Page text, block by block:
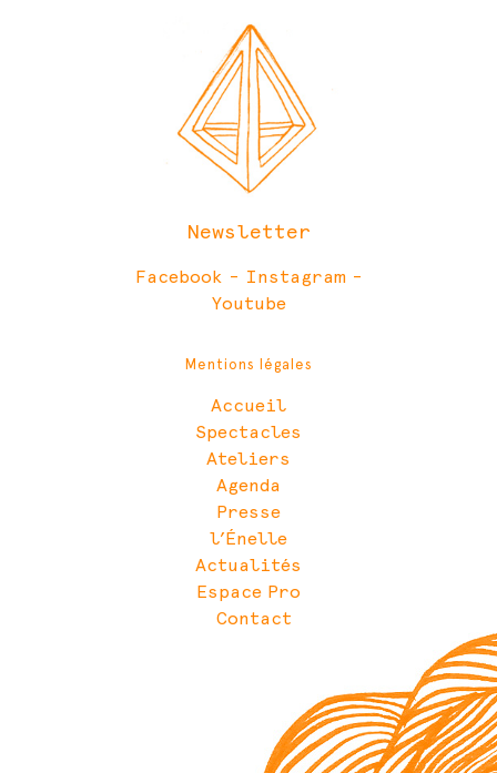
Newsletter
Facebook - Instagram-
Youtube
Mentions légales
Accueil
Spectacles
Ateliers
Agenda
Presse
l’Énelle
Actualités
Espace Pro
Contact